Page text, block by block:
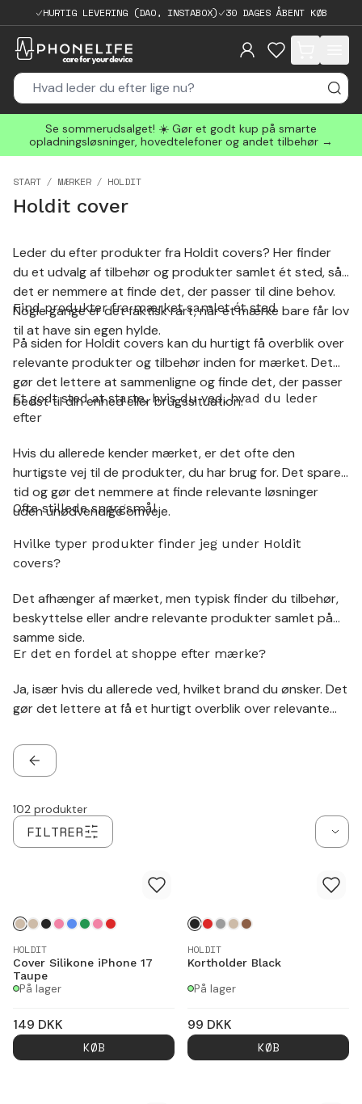
HURTIG LEVERING (DAO, INSTABOX) 30 DAGES ÅBENT KØB
items in cart,
Se sommerudsalget! ☀️ Gør et godt kup på smarte
opladningsløsninger, hovedtelefoner og andet tilbehør →
START MÆRKER HOLDIT
Holdit cover
Leder du efter produkter fra Holdit covers? Her finder
du et udvalg af tilbehør og produkter samlet ét sted, så
det er nemmere at finde det, der passer til dine behov.
Nogle gange er det faktisk rart, når et mærke bare får lov
til at have sin egen hylde.
Find produkter fra mærket samlet ét sted
På siden for Holdit covers kan du hurtigt få overblik over
relevante produkter og tilbehør inden for mærket. Det
gør det lettere at sammenligne og finde det, der passer
bedst til din enhed eller brugssituation.
Et godt sted at starte, hvis du ved, hvad du leder
efter
Hvis du allerede kender mærket, er det ofte den
hurtigste vej til de produkter, du har brug for. Det sparer
tid og gør det nemmere at finde relevante løsninger
uden unødvendige omveje.
Ofte stillede spørgsmål
Hvilke typer produkter finder jeg under Holdit
covers?
Det afhænger af mærket, men typisk finder du tilbehør,
beskyttelse eller andre relevante produkter samlet på
samme side.
Er det en fordel at shoppe efter mærke?
Ja, især hvis du allerede ved, hvilket brand du ønsker. Det
gør det lettere at få et hurtigt overblik over relevante
TILBAGE
FILTRER
102 produkter
HOLDIT
Cover Silikone iPhone 17
Taupe
På lager
149 DKK
KØB
HOLDIT
Kortholder Black
På lager
99 DKK
KØB